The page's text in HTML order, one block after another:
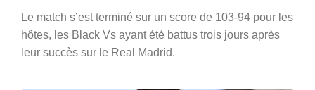
Le match s’est terminé sur un score de 103-94 pour les
hôtes, les Black Vs ayant été battus trois jours après
leur succès sur le Real Madrid.